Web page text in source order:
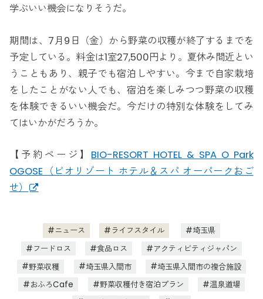
学ぶいい機会になりそうだ。
期間は、7月9日（金）から野菜の収穫が終了するまでを
予定している。料金は1室27,500円より。夏休み間近とい
うこともあり、親子でも宿泊しやすい。今まで自家栽培
をしたことがない人でも、宿泊を楽しみつつ野菜の収穫
を体験できるいい機会だ。今だけの特別な体験をしてみ
てはいかがだろうか。
【予約ページ】 BIO-RESORT HOTEL & SPA O Park
OGOSE（ビオリゾート ホテル＆スパ オーパークおご
せ）
ニュース ライフスタイル
埼玉県
フードロス
食品ロス
アクティビティジャパン
野菜収穫
埼玉県入間市
埼玉県入間市の複合施設
おふろCafe
野菜収穫付き宿泊プラン
温泉道場